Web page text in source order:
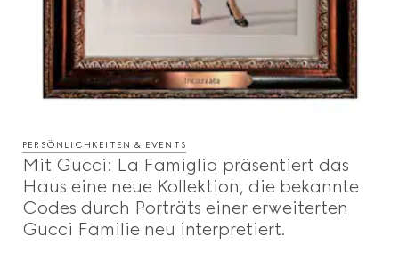
PERSÖNLICHKEITEN & EVENTS
Mit Gucci: La Famiglia präsentiert das
Haus eine neue Kollektion, die bekannte
Codes durch Porträts einer erweiterten
Gucci Familie neu interpretiert.